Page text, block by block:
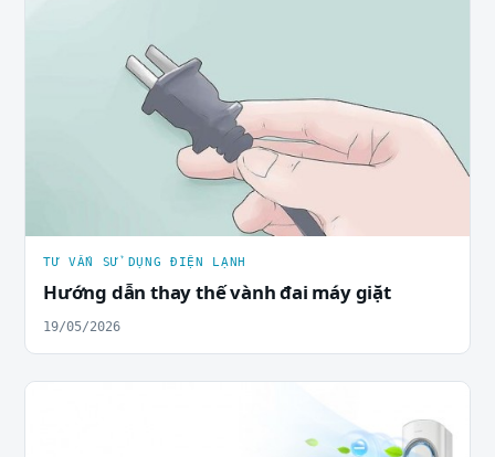
TƯ VẤN SỬ DỤNG ĐIỆN LẠNH
Hướng dẫn thay thế vành đai máy giặt
19/05/2026